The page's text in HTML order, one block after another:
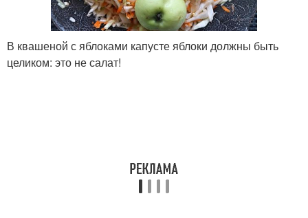
В квашеной с яблоками капусте яблоки должны быть
целиком: это не салат!